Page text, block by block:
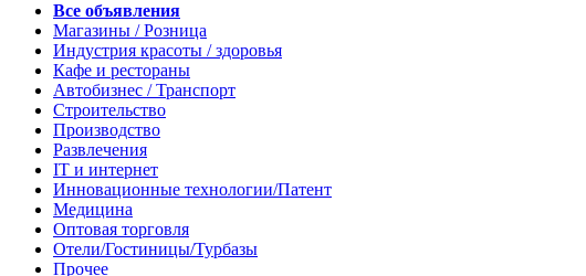
Все объявления
Магазины / Розница
Индустрия красоты / здоровья
Кафе и рестораны
Автобизнес / Транспорт
Строительство
Производство
Развлечения
IT и интернет
Инновационные технологии/Патент
Медицина
Оптовая торговля
Отели/Гостиницы/Турбазы
Прочее